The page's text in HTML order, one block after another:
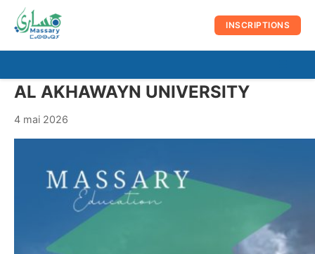
contenu
INSCRIPTIONS
AL AKHAWAYN UNIVERSITY
4 mai 2026